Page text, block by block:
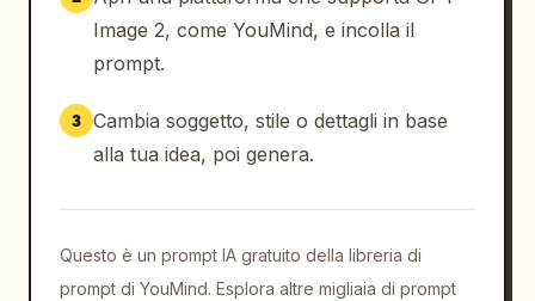
destra","count":6,"labels":["Sviluppo
cartamodello","Linea di
filo","Modellistica","Drappeggio"]},
{"title":"Taglio e
prototipazione","position":"a destra,
campione","Sequenza di combinazione","Test
tecnologico"]},{"title":"Prova e
Image 2, come YouMind, e incolla il
prompt.
3 Cambia soggetto, stile o dettagli in base
alla tua idea, poi genera.
Questo è un prompt IA gratuito della libreria di
prompt di YouMind. Esplora altre migliaia di prompt